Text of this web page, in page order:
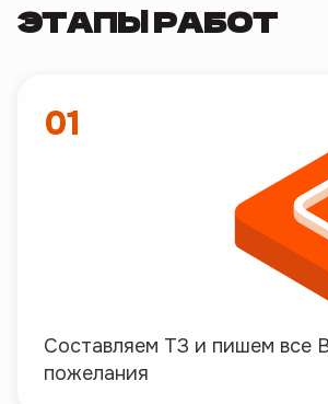
ЭТАПЫ РАБОТ
01
Составляем ТЗ и пишем все
пожелания